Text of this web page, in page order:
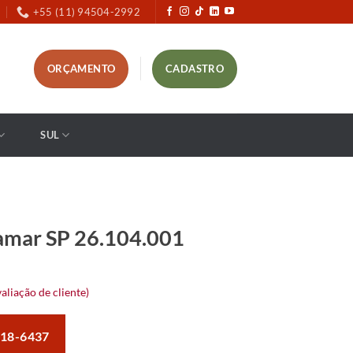
+55 (11) 94504-2992
ORÇAMENTO CADASTRO
SUL
SP 26.104.001
de cliente)
6437